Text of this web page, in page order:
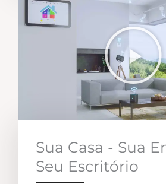
Sua Casa - Sua
Seu Escritório